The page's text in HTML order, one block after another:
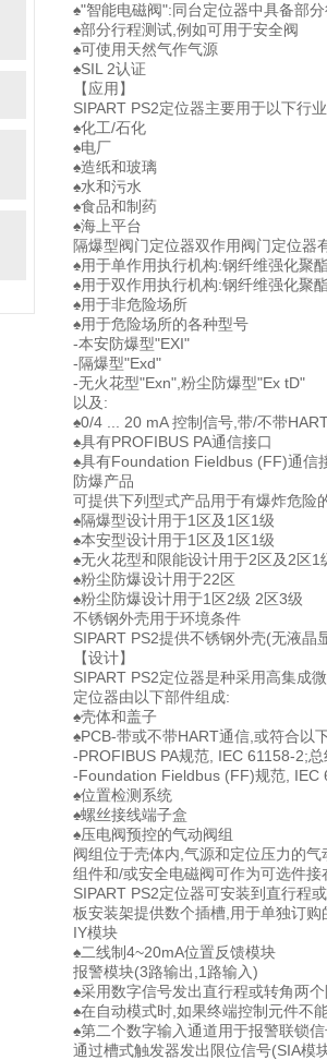
♠"智能电磁阀":同台定位器中具备部
♠部分行程测试,例如可用于安全阀
♠可使用天然气作气源
♠SIL 2认证
【应用】
SIPART PS2定位器主要用于以下行
♠化工/石化
♠电厂
♠造纸和玻璃
♠水和污水
♠食品和制药
♠海上平台
隔爆型阀门定位器双作用阀门定位器
♠用于单作用执行机构:钢纤维强化聚
♠用于双作用执行机构:钢纤维强化聚
♠用于非危险场所
♠用于危险场所的各种型号
-本安防爆型"EXI"
-隔爆型"Exd"
-无火花型"Exn",粉尘防爆型"Ex tD"
以及:
♠0/4 ... 20 mA 控制信号,带/不带
♠具有PROFIBUS PA通信接口
♠具有Foundation Fieldbus (FF)通信
防爆产品
可提供下列型式产品用于有爆炸危险
♠隔爆型设计用于1区及1区1级
♠本安型设计用于1区及1区1级
♠无火花型和限能设计用于2区及2区1
♠粉尘防爆设计用于22区
♠粉尘防爆设计用于1区2级 2区3级
不锈钢外壳用于环境条件
SIPART PS2提供不锈钢外壳(无液晶
【设计】
SIPART PS2定位器是种采用高集成
定位器由以下部件组成:
♠壳体和盖子
♠PCB-带或不带HART通信,或符合以
-PROFIBUS PA规范, IEC 61158-2;
-Foundation Fieldbus (FF)规范, IEC
♠位置检测系统
♠螺丝接线端子盒
♠压电阀预控的气动阀组
阀组位于壳体内,气源和定位压力的
组件和/或安全电磁阀可作为可选件接
SIPART PS2定位器可安装到直行程
板安装架提供数个插槽,用于单独订
IY模块
♠二线制4~20mA位置反馈模块
报警模块(3路输出,1路输入)
♠采用数字信号发出直行程或转角两
♠在自动模式时,如果终端控制元件不
♠第二个数字输入通道用于报警联锁
通过槽式触发器发出限位信号(SIA模